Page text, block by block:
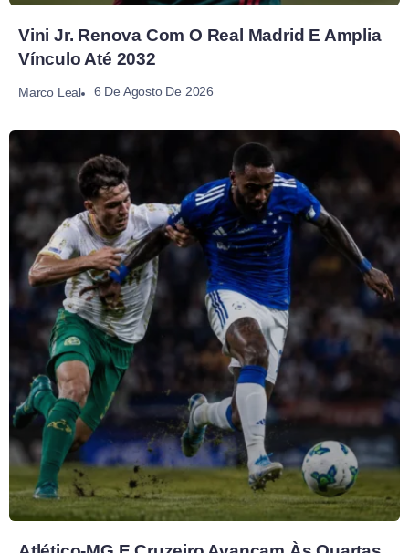
Vini Jr. Renova Com O Real Madrid E Amplia
Vínculo Até 2032
Marco Leal 6 De Agosto De 2026